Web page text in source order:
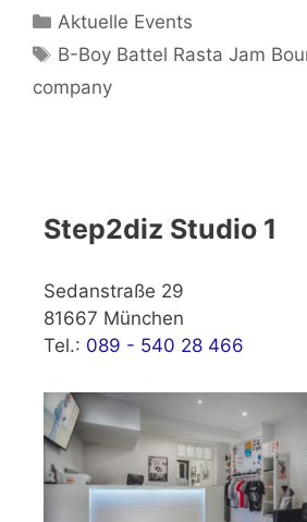
Kategorien
Aktuelle Events
Schlagwörter
B-Boy Battel Rasta Jam
company
Step2diz Studio 1
Sedanstraße 29
81667 München
Tel.: 089 - 540 28 466